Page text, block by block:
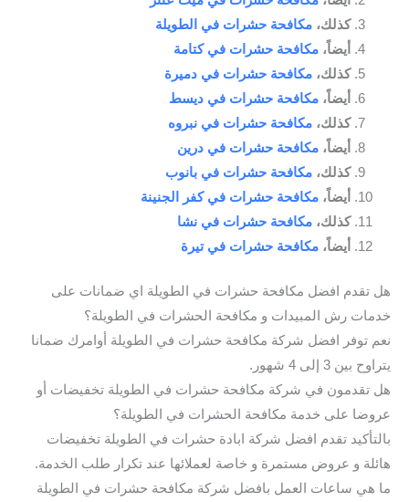
كذلك، مكافحة حشرات في الطويلة
أيضاً، مكافحة حشرات في كتامة
كذلك، مكافحة حشرات في دميرة
أيضاً، مكافحة حشرات في ديسط
كذلك، مكافحة حشرات في نبروه
أيضاً، مكافحة حشرات في درين
كذلك، مكافحة حشرات في بانوب
أيضاً، مكافحة حشرات في كفر الجنينة
كذلك، مكافحة حشرات في نشا
أيضاً، مكافحة حشرات في تيرة
هل تقدم افضل مكافحة حشرات في الطويلة اي ضمانات على
خدمات رش المبيدات و مكافحة الحشرات في الطويلة؟
نعم توفر افضل شركة مكافحة حشرات في الطويلة أوامرك ضمانا
يتراوح بين 3 إلى 4 شهور.
هل تقدمون في شركة مكافحة حشرات في الطويلة تخفيضات أو
عروضا على خدمة مكافحة الحشرات في الطويلة؟
بالتأكيد تقدم افضل شركة ابادة حشرات في الطويلة تخفيضات
هائلة و عروض مستمرة و خاصة لعملائها عند تكرار طلب الخدمة.
ما هي ساعات العمل بافضل شركة مكافحة حشرات في الطويلة